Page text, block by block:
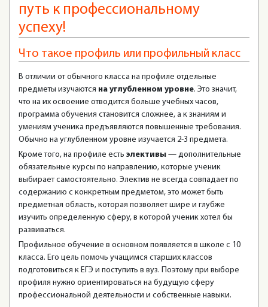
путь к профессиональному
успеху!
Что такое профиль или профильный класс
В отличии от обычного класса на профиле отдельные
предметы изучаются на углубленном уровне. Это значит,
что на их освоение отводится больше учебных часов,
программа обучения становится сложнее, а к знаниям и
умениям ученика предъявляются повышенные требования.
Обычно на углубленном уровне изучается 2-3 предмета.
Кроме того, на профиле есть элективы — дополнительные
обязательные курсы по направлению, которые ученик
выбирает самостоятельно. Электив не всегда совпадает по
содержанию с конкретным предметом, это может быть
предметная область, которая позволяет шире и глубже
изучить определенную сферу, в которой ученик хотел бы
развиваться.
Профильное обучение в основном появляется в школе с 10
класса. Его цель помочь учащимся старших классов
подготовиться к ЕГЭ и поступить в вуз. Поэтому при выборе
профиля нужно ориентироваться на будущую сферу
профессиональной деятельности и собственные навыки.